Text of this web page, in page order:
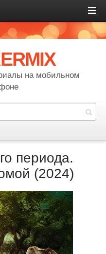
на мобильном
периода.
(2024)